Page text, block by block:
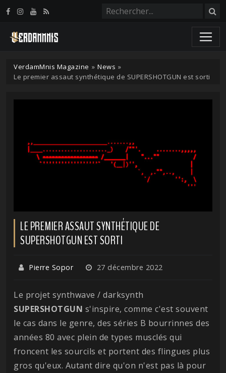
VerdamMnis Magazine » News »
Le premier assaut synthétique de SUPERSHOTGUN est sorti
LE PREMIER ASSAUT SYNTHÉTIQUE DE
SUPERSHOTGUN EST SORTI
Pierre Sopor 27 décembre 2022
Le projet synthwave / darksynth
SUPERSHOTGUN s'inspire, comme c'est souvent
le cas dans le genre, des séries B bourrinnes des
années 80 avec plein de types musclés qui
froncent les sourcils et portent des flingues plus
gros qu'eux. Autant dire qu'on n'est pas là pour
Panneau de gestion des cookies